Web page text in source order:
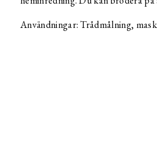
Användningar: Trådmålning,